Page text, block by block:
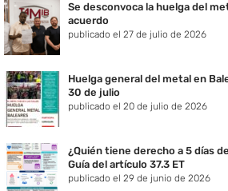
Se desconvoca la huelga del
acuerdo
publicado el 27 de julio de 2026
Huelga general del metal en
30 de julio
publicado el 20 de julio de 2026
¿Quién tiene derecho a 5 días
Guía del artículo 37.3 ET
publicado el 29 de junio de 2026